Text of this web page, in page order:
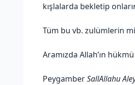
kışlalarda bekletip
Tüm bu vb. zulümlerin
Aramızda Allah’ın
PeygamberSallAllahu